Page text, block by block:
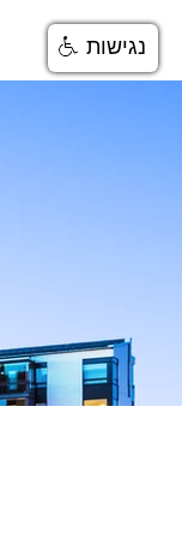
נגישות